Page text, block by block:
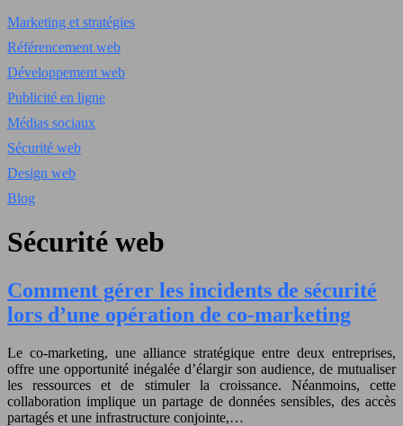
Marketing et stratégies
Référencement web
Développement web
Publicité en ligne
Médias sociaux
Sécurité web
Design web
Blog
Sécurité web
Comment gérer les incidents de sécurité
lors d’une opération de co-marketing
Le co-marketing, une alliance stratégique entre deux entreprises,
offre une opportunité inégalée d’élargir son audience, de mutualiser
les ressources et de stimuler la croissance. Néanmoins, cette
collaboration implique un partage de données sensibles, des accès
partagés et une infrastructure conjointe,…